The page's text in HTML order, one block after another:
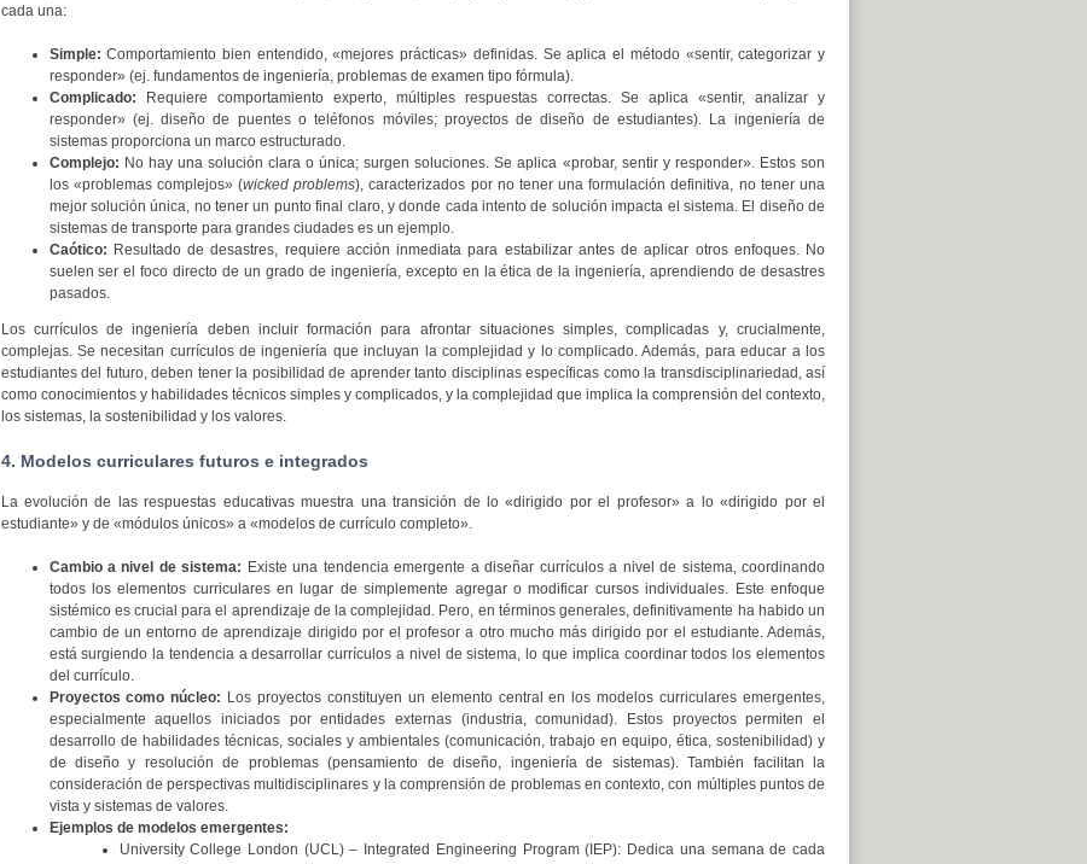
cada una:
Simple: Comportamiento bien entendido, «mejores prácticas» definidas. Se aplica el método «sentir, categorizar y
responder» (ej. fundamentos de ingeniería, problemas de examen tipo fórmula).
Complicado: Requiere comportamiento experto, múltiples respuestas correctas. Se aplica «sentir, analizar y
responder» (ej. diseño de puentes o teléfonos móviles; proyectos de diseño de estudiantes). La ingeniería de
sistemas proporciona un marco estructurado.
Complejo: No hay una solución clara o única; surgen soluciones. Se aplica «probar, sentir y responder». Estos son
los «problemas complejos» (wicked problems), caracterizados por no tener una formulación definitiva, no tener una
mejor solución única, no tener un punto final claro, y donde cada intento de solución impacta el sistema. El diseño de
sistemas de transporte para grandes ciudades es un ejemplo.
Caótico: Resultado de desastres, requiere acción inmediata para estabilizar antes de aplicar otros enfoques. No
suelen ser el foco directo de un grado de ingeniería, excepto en la ética de la ingeniería, aprendiendo de desastres
pasados.
Los currículos de ingeniería deben incluir formación para afrontar situaciones simples, complicadas y, crucialmente,
complejas. Se necesitan currículos de ingeniería que incluyan la complejidad y lo complicado. Además, para educar a los
estudiantes del futuro, deben tener la posibilidad de aprender tanto disciplinas específicas como la transdisciplinariedad, así
como conocimientos y habilidades técnicos simples y complicados, y la complejidad que implica la comprensión del contexto,
los sistemas, la sostenibilidad y los valores.
4. Modelos curriculares futuros e integrados
La evolución de las respuestas educativas muestra una transición de lo «dirigido por el profesor» a lo «dirigido por el
estudiante» y de «módulos únicos» a «modelos de currículo completo».
Cambio a nivel de sistema: Existe una tendencia emergente a diseñar currículos a nivel de sistema, coordinando
todos los elementos curriculares en lugar de simplemente agregar o modificar cursos individuales. Este enfoque
sistémico es crucial para el aprendizaje de la complejidad. Pero, en términos generales, definitivamente ha habido un
cambio de un entorno de aprendizaje dirigido por el profesor a otro mucho más dirigido por el estudiante. Además,
está surgiendo la tendencia a desarrollar currículos a nivel de sistema, lo que implica coordinar todos los elementos
del currículo.
Proyectos como núcleo: Los proyectos constituyen un elemento central en los modelos curriculares emergentes,
especialmente aquellos iniciados por entidades externas (industria, comunidad). Estos proyectos permiten el
desarrollo de habilidades técnicas, sociales y ambientales (comunicación, trabajo en equipo, ética, sostenibilidad) y
de diseño y resolución de problemas (pensamiento de diseño, ingeniería de sistemas). También facilitan la
consideración de perspectivas multidisciplinares y la comprensión de problemas en contexto, con múltiples puntos de
vista y sistemas de valores.
Ejemplos de modelos emergentes:
University College London (UCL) – Integrated Engineering Program (IEP): Dedica una semana de cada